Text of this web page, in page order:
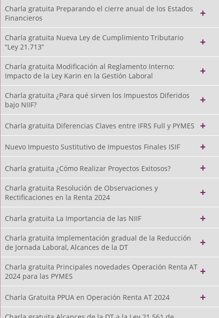
Charla gratuita Preparando el cierre anual de los Estados
Financieros
Charla gratuita Nueva Ley de Cumplimiento Tributario
“Ley 21.713”
Charla gratuita Modificación al Reglamento Interno:
Impacto de la Ley Karin en la Gestión Laboral
Charla gratuita ¿Para qué sirven los Impuestos Diferidos
bajo NIIF?
Charla gratuita Diferencias Claves entre IFRS Full y PYMES
Nuevo Impuesto Sustitutivo de Impuestos Finales ISIF
Charla gratuita ¿Cómo Realizar Proyectos Exitosos?
Charla gratuita Resolución de Observaciones y
Rectificaciones en la Renta 2024
Charla gratuita La Importancia de las NIIF
Charla gratuita Implementación gradual de la Reducción
de Jornada Laboral, Alcances de la DT
Charla gratuita Principales novedades Operación Renta AT
2024 para las PYMES
Charla Gratuita PPUA en Operación Renta AT 2024